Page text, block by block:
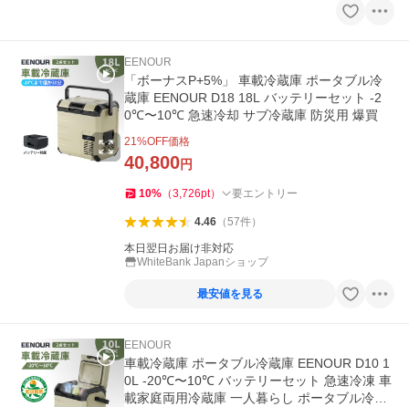
EENOUR
「ボーナスP+5%」 車載冷蔵庫 ポータブル冷
蔵庫 EENOUR D18 18L バッテリーセット -2
0℃〜10℃ 急速冷却 サブ冷蔵庫 防災用 爆買
21%OFF価格
40,800円
10% （3,726pt） 要エントリー
4.46（57件）
本日翌日お届け非対応
WhiteBank Japanショップ
最安値を見る
EENOUR
車載冷蔵庫 ポータブル冷蔵庫 EENOUR D10 1
0L -20℃〜10℃ バッテリーセット 急速冷凍 車
載家庭両用冷蔵庫 一人暮らし ポータブル冷凍